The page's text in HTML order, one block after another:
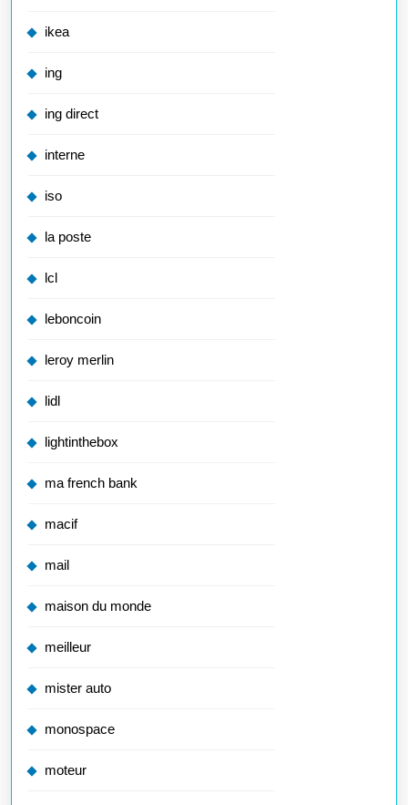
ikea
ing
ing direct
interne
iso
la poste
lcl
leboncoin
leroy merlin
lidl
lightinthebox
ma french bank
macif
mail
maison du monde
meilleur
mister auto
monospace
moteur